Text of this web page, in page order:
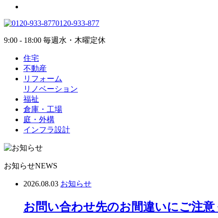
0120-933-877
9:00 - 18:00 毎週水・木曜定休
住宅
不動産
リフォーム
リノベーション
福祉
倉庫・工場
庭・外構
インフラ設計
お知らせNEWS
2026.08.03 お知らせ
お問い合わせ先のお間違いにご注